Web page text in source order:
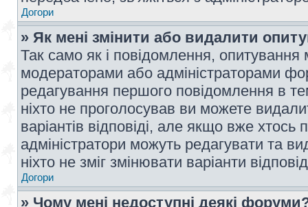
Догори
» Як мені змінити або видалити
Так само як і повідомлення,
модераторами або адміністраторами
редагування першого повідомлення в
ніхто не проголосував ви можете
варіантів відповіді, але якщо вже
адміністратори можуть редагувати та
ніхто не зміг змінювати варіанти
Догори
» Чому мені недоступні деякі